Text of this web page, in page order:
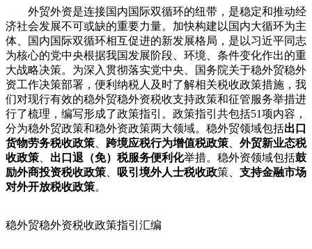
外贸外资是连接国内国际双循环的纽带，是稳定和推动经
济社会发展不可或缺的重要力量。加快构建以国内大循环为主
体、国内国际双循环相互促进的新发展格局，是以习近平同志
为核心的党中央根据我国发展阶段、环境、条件变化作出的重
大战略决策。为深入贯彻落实党中央、国务院关于稳外贸稳外
资工作决策部署，便利纳税人及时了解相关税收政策措施，我
们对现行有效的稳外贸稳外资税收支持政策和征管服务举措进
行了梳理，编写形成了政策指引。政策指引共包括51项内容，
分为稳外贸政策和稳外资政策两大领域。稳外贸领域包括出口
货物劳务税收政策
跨境应税行为增值税政策
外贸新业态税
收政策
出口退（免）税服务便利化举措。稳外资领域包括鼓
励外商投资税收政策
吸引境外人士税收政策、 支持金融市场
对外开放税收政策。
稳外贸稳外资税收政策指引汇编